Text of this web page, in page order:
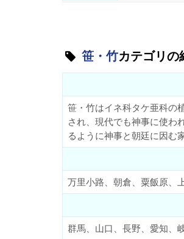
笹・竹カテゴリの
笹・竹はイネ科タケ亜科の
され、現代でも神事に使わ
るように神事と朝廷に因む
万里小路、朝倉、粟飯原、
群馬、山口、長野、愛知、